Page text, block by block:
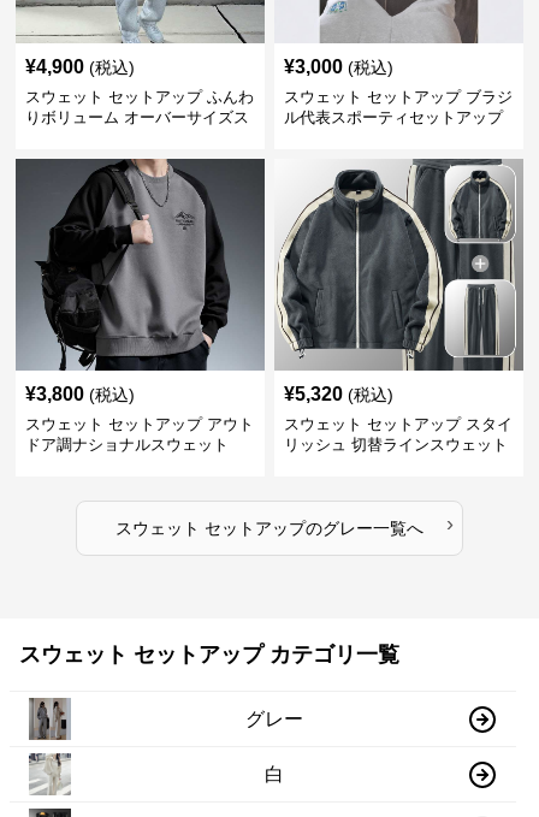
¥4,900 (税込)
スウェット セットアップ ふんわ
りボリューム オーバーサイズス
¥3,000 (税込)
スウェット セットアップ ブラジ
ル代表スポーティセットアップ
¥3,800 (税込)
スウェット セットアップ アウト
ドア調ナショナルスウェット
¥5,320 (税込)
スウェット セットアップ スタイ
リッシュ 切替ラインスウェット
スウェット セットアップのグレー一覧へ ›
スウェット セットアップ カテゴリ一覧
グレー
白